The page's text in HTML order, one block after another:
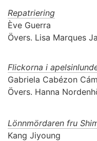
Repatriering
Ève Guerra
Övers. Lisa Marques
Flickorna i
Gabriela Cabézon
Övers. Hanna
Lönnmördaren fru
Kang Jiyoung